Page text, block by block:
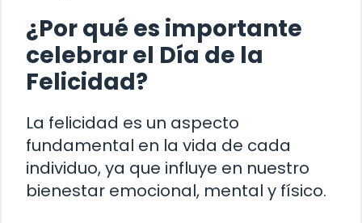
¿Por qué es importante
celebrar el Día de la
Felicidad?
La felicidad es un aspecto
fundamental en la vida de cada
individuo, ya que influye en nuestro
bienestar emocional, mental y físico.